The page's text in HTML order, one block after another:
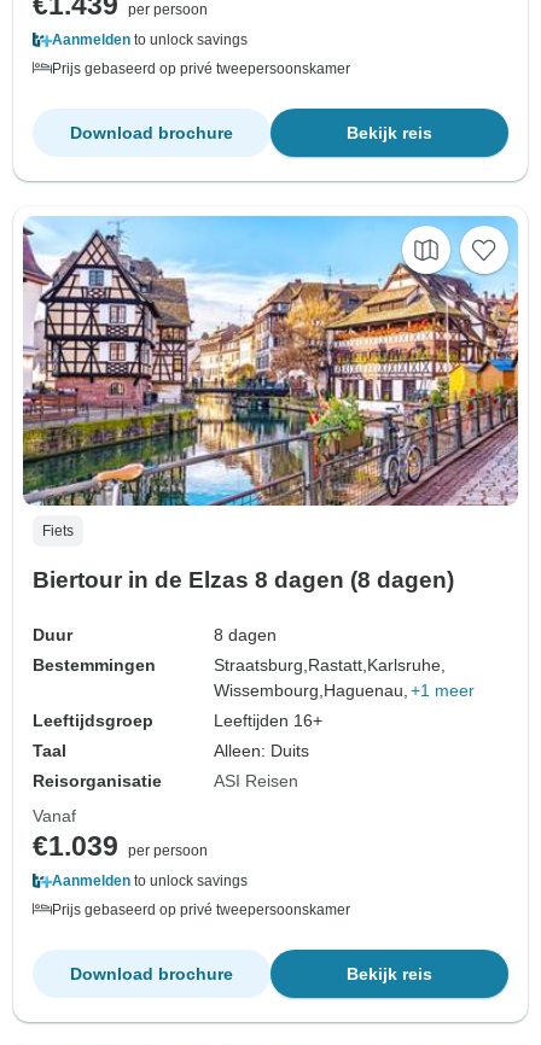
per persoon
Aanmelden to unlock savings
Prijs gebaseerd op privé tweepersoonskamer
Bekijk reis
Download brochure
Fiets
Biertour in de Elzas 8 dagen (8 dagen)
Duur
8 dagen
Bestemmingen
Straatsburg, Rastatt, Karlsruhe,
Wissembourg, Haguenau, +1 meer
Leeftijdsgroep
Leeftijden 16+
Taal
Alleen: Duits
Reisorganisatie
ASI Reisen
Vanaf
€1.039
per persoon
Aanmelden to unlock savings
Prijs gebaseerd op privé tweepersoonskamer
Bekijk reis
Download brochure